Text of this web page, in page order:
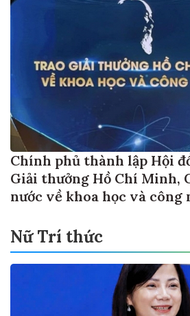
Chính phủ thành lập Hội
Giải thưởng Hồ Chí Minh,
nước về khoa học và công
Nữ Trí thức